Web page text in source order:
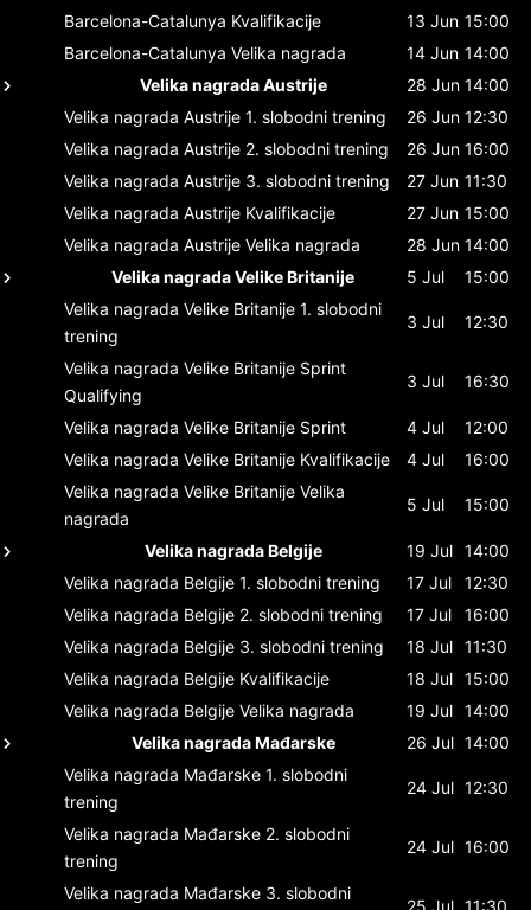
Barcelona-Catalunya Kvalifikacije 13 Jun 15:00
Barcelona-Catalunya Velika nagrada 14 Jun 14:00
Velika nagrada Austrije
28 Jun 14:00
Velika nagrada Austrije 1. slobodni trening 26 Jun 12:30
Velika nagrada Austrije 2. slobodni trening 26 Jun 16:00
Velika nagrada Austrije 3. slobodni trening 27 Jun 11:30
Velika nagrada Austrije Kvalifikacije 27 Jun 15:00
Velika nagrada Austrije Velika nagrada 28 Jun 14:00
Velika nagrada Velike Britanije
5 Jul
15:00
Velika nagrada Velike Britanije 1. slobodni
trening
3 Jul 12:30
Velika nagrada Velike Britanije Sprint
Qualifying
3 Jul 16:30
Velika nagrada Velike Britanije Sprint 4 Jul
12:00
Velika nagrada Velike Britanije Kvalifikacije 4 Jul
16:00
Velika nagrada Velike Britanije Velika
nagrada
5 Jul 15:00
Velika nagrada Belgije 19 Jul 14:00
Velika nagrada Belgije 1. slobodni trening 17 Jul
12:30
Velika nagrada Belgije 2. slobodni trening 17 Jul
16:00
Velika nagrada Belgije 3. slobodni trening 18 Jul 11:30
Velika nagrada Belgije Kvalifikacije 18 Jul 15:00
Velika nagrada Belgije Velika nagrada 19 Jul 14:00
Velika nagrada Mađarske
26 Jul 14:00
Velika nagrada Mađarske 1. slobodni
trening
24 Jul 12:30
Velika nagrada Mađarske 2. slobodni
trening
24 Jul 16:00
Velika nagrada Mađarske 3. slobodni
25 Jul 11:30